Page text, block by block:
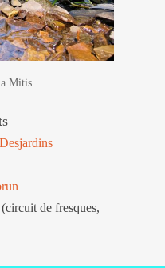
Mitis
(circuit de fresques,